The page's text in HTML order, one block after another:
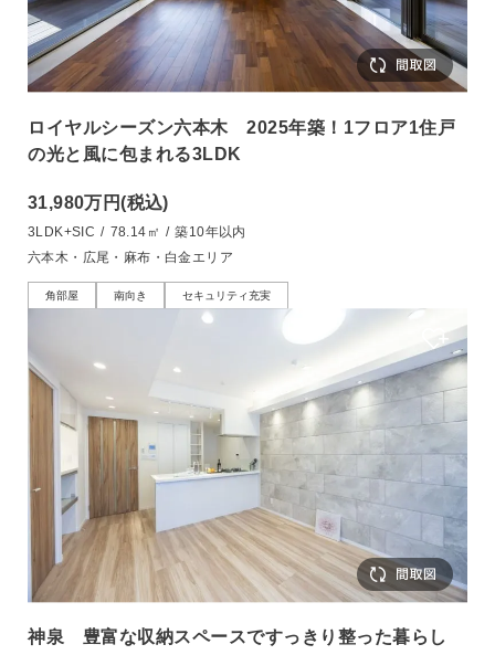
ロイヤルシーズン六本木 2025年築！1フロア1住戸
の光と風に包まれる3LDK
31,980万円(税込)
3LDK+SIC / 78.14㎡ / 築10年以内
六本木・広尾・麻布・白金エリア
角部屋 南向き セキュリティ充実
神泉 豊富な収納スペースですっきり整った暮らし